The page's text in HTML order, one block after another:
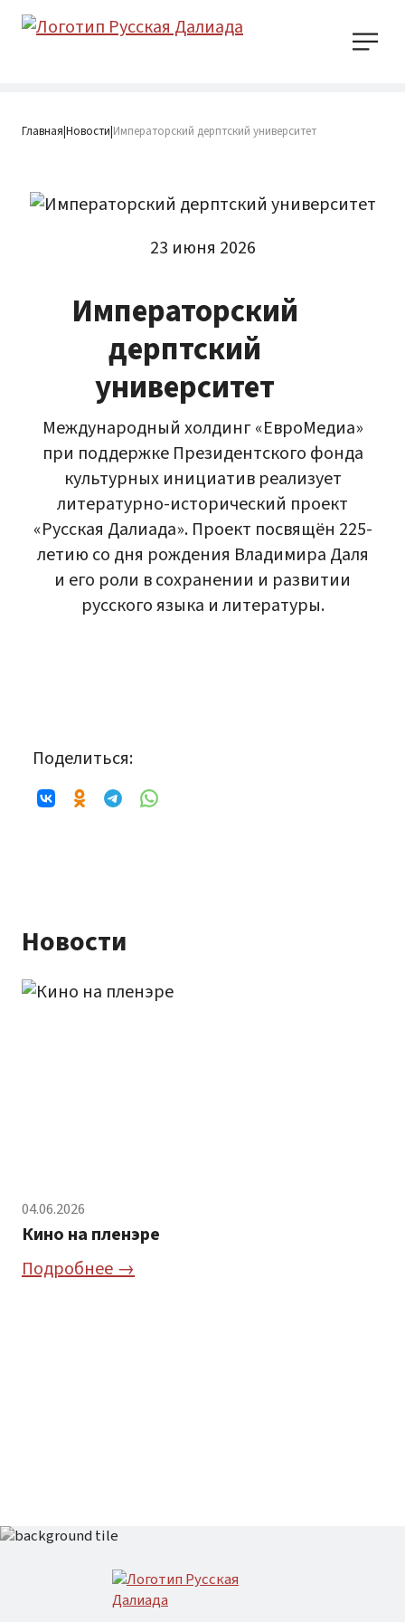
Главная|Новости|Императорский дерптский университет
23 июня 2026
Императорский
дерптский
университет
Международный холдинг «ЕвроМедиа»
при поддержке Президентского фонда
культурных инициатив реализует
литературно-исторический проект
«Русская Далиада». Проект посвящён 225-
летию со дня рождения Владимира Даля
и его роли в сохранении и развитии
русского языка и литературы.
Поделиться:
Новости
04.06.2026
Кино на пленэре
Подробнее →